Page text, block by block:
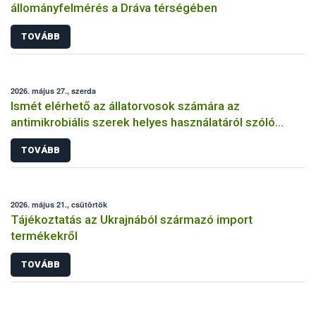
állományfelmérés a Dráva térségében
TOVÁBB
2026. május 27., szerda
Ismét elérhető az állatorvosok számára az
antimikrobiális szerek helyes használatáról szóló
képzés
TOVÁBB
2026. május 21., csütörtök
Tájékoztatás az Ukrajnából származó import
termékekről
TOVÁBB